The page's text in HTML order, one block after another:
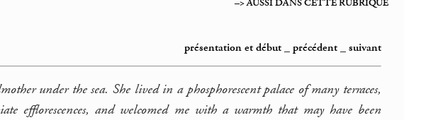
présentation et début _précédent _suivant
under the sea. She lived in a phosphorescent palace of many terraces,
efflorescences, and welcomed me with a warmth that may have been